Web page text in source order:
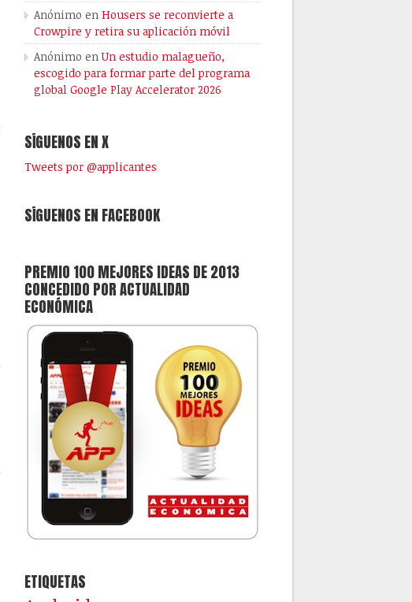
Anónimo en Housers se reconvierte a
Crowpire y retira su aplicación móvil
Anónimo enUn estudio malagueño,
escogido para formar parte del programa
global Google Play Accelerator 2026
SÍGUENOS EN X
Tweets por @applicantes
SÍGUENOS EN FACEBOOK
PREMIO 100 MEJORES IDEAS DE 2013
CONCEDIDO POR ACTUALIDAD
ECONÓMICA
ETIQUETAS